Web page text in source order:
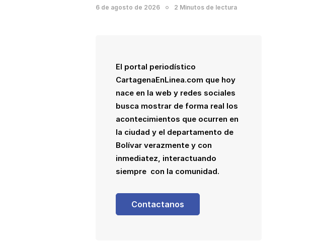
6 de agosto de 2026 2 Minutos de lectura
El portal periodístico
CartagenaEnLinea.com que hoy
nace en la web y redes sociales
busca mostrar de forma real los
acontecimientos que ocurren en
la ciudad y el departamento de
Bolívar verazmente y con
inmediatez, interactuando
siempre con la comunidad.
Contactanos